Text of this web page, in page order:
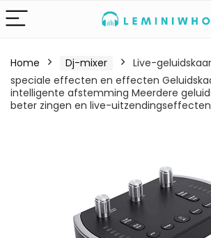
Home Dj-mixer
Live-
speciale effecten en effecten
intelligente afstemming Meerdere
beter zingen en live-uitzendingseffecten